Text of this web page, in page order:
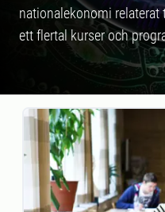
nationalekonomi
ett flertal kurser och